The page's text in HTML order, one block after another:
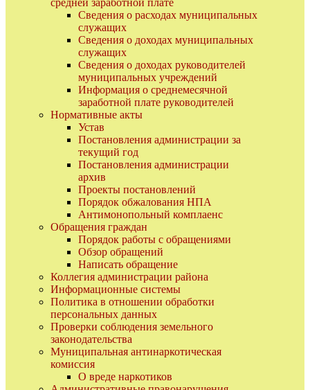
Сведения о расходах муниципальных
служащих
Сведения о доходах муниципальных
служащих
Сведения о доходах руководителей
муниципальных учреждений
Информация о среднемесячной
заработной плате руководителей
Нормативные акты
Устав
Постановления администрации за
текущий год
Постановления администрации
архив
Проекты постановлений
Порядок обжалования НПА
Антимонопольный комплаенс
Обращения граждан
Порядок работы с обращениями
Обзор обращений
Написать обращение
Коллегия администрации района
Информационные системы
Политика в отношении обработки
персональных данных
Проверки соблюдения земельного
законодательства
Муниципальная антинаркотическая
комиссия
О вреде наркотиков